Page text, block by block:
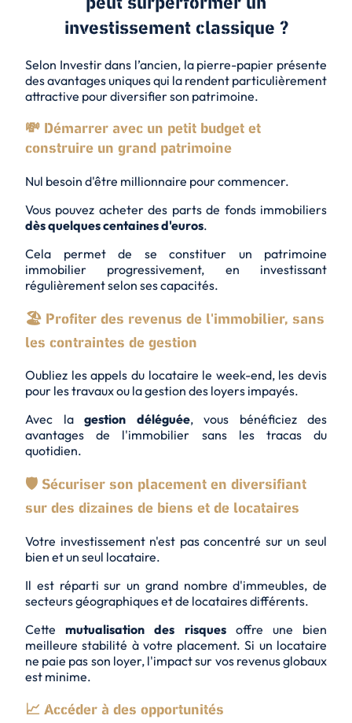
investissement classique ?
Selon Investir dans l’ancien, la pierre-papier présente
des avantages uniques qui la rendent particulièrement
attractive pour diversifier son patrimoine.
💸 Démarrer avec un petit budget et
construire un grand patrimoine
Nul besoin d'être millionnaire pour commencer.
Vous pouvez acheter des parts de fonds immobiliers
dès quelques centaines d'euros.
Cela permet de se constituer un patrimoine
immobilier progressivement, en investissant
régulièrement selon ses capacités.
🏖️ Profiter des revenus de l'immobilier, sans
les contraintes de gestion
Oubliez les appels du locataire le week-end, les devis
pour les travaux ou la gestion des loyers impayés.
Avec la gestion déléguée, vous bénéficiez des
avantages de l'immobilier sans les tracas du
quotidien.
🛡️ Sécuriser son placement en diversifiant
sur des dizaines de biens et de locataires
Votre investissement n'est pas concentré sur un seul
bien et un seul locataire.
Il est réparti sur un grand nombre d'immeubles, de
secteurs géographiques et de locataires différents.
Cettemutualisation des risquesoffre une bien
meilleure stabilité à votre placement. Si un locataire
ne paie pas son loyer, l'impact sur vos revenus globaux
est minime.
📈 Accéder à des opportunités